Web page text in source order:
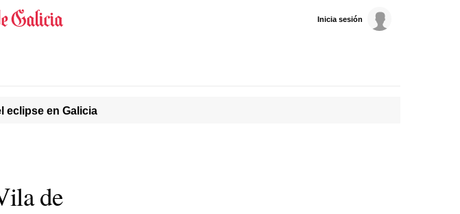
Inicia sesión
eclipse en Galicia
de